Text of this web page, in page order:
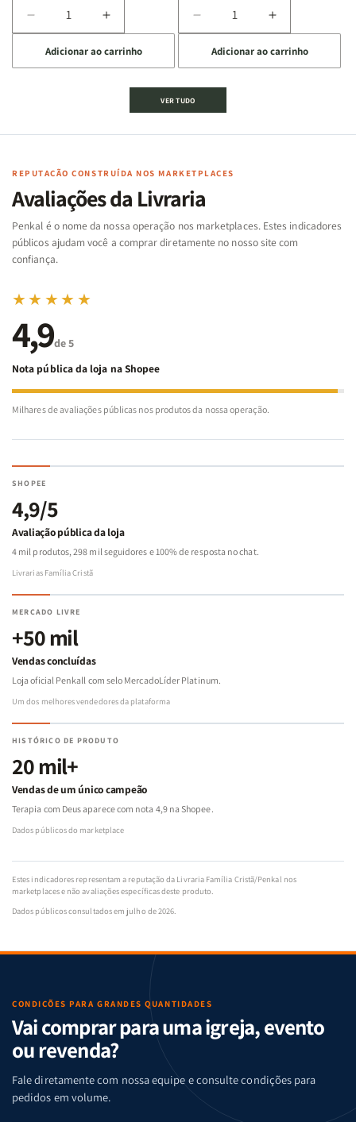
Diminuir
a
quantidade
de
Cartas
Famílias
Bíblia
-
Penkal
Aumentar
a
quantidade
de
Jogo
Cartas
Famílias
da
Bíblia
-
Penkal
Adicionar ao carrinho
Diminuir
a
quantidade
de
Jogo
|
de
Aumentar
a
quantidade
de
|
Adicionar ao carrinho
VER TUDO
REPUTAÇÃO CONSTRUÍDA NOS MARKETPLACES
Avaliações da Livraria
Penkal é o nome da nossa operação nos marketplaces. Estes indicadores
públicos ajudam você a comprar diretamente no nosso site com
confiança.
★★★★★
4,9de 5
Nota pública da loja na Shopee
Milhares de avaliações públicas nos produtos da nossa operação.
SHOPEE
4,9/5
Avaliação pública da loja
4 mil produtos, 298 mil seguidores e 100% de resposta no chat.
Livrarias Família Cristã
MERCADO LIVRE
+50 mil
Vendas concluídas
Loja oficial Penkall com selo MercadoLíder Platinum.
Um dos melhores vendedores da plataforma
HISTÓRICO DE PRODUTO
20 mil+
Vendas de um único campeão
Terapia com Deus aparece com nota 4,9 na Shopee.
Dados públicos do marketplace
Estes indicadores representam a reputação da Livraria Família Cristã/Penkal nos
marketplaces e não avaliações específicas deste produto.
Dados públicos consultados em julho de 2026.
CONDIÇÕES PARA GRANDES QUANTIDADES
Vai comprar para uma igreja, evento
ou revenda?
Fale diretamente com nossa equipe e consulte condições para
pedidos em volume.